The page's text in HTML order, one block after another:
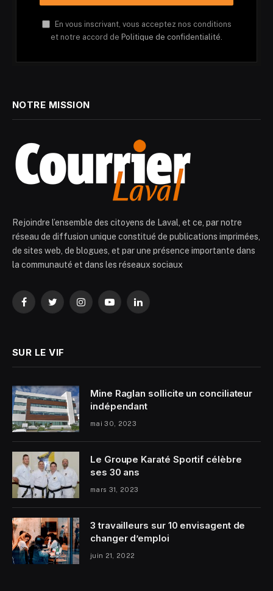
En vous inscrivant, vous acceptez nos conditions
et notre accord de Politique de confidentialité.
NOTRE MISSION
Rejoindre l’ensemble des citoyens de Laval, et ce, par notre
réseau de diffusion unique constitué de publications imprimées,
de sites web, de blogues, et par une présence importante dans
la communauté et dans les réseaux sociaux
FacebookTwitterInstagramYouTubeLinkedIn
SUR LE VIF
Mine Raglan sollicite un conciliateur
indépendant
mai 30, 2023
Le Groupe Karaté Sportif célèbre
ses 30 ans
mars 31, 2023
3 travailleurs sur 10 envisagent de
changer d’emploi
juin 21, 2022